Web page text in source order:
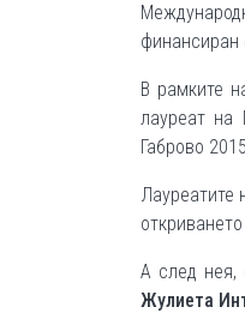
финансиран
В рамките
лауреат на
Габрово
Лауреатите
А след нея,
Жулиета